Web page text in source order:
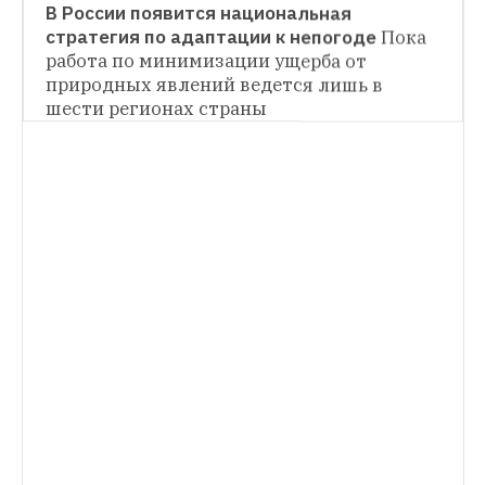
В России появится национальная
стратегия по адаптации к непогоде Пока
работа по минимизации ущерба от
природных явлений ведется лишь в
шести регионах страны